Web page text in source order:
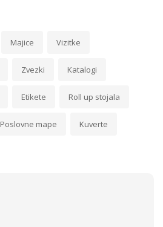
Majice Vizitke
Zvezki Katalogi
Etikete Roll up stojala
Poslovne mape Kuverte